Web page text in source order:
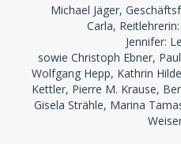
Michael Jäger,
Carla,
Jennifer:
sowie Christoph Ebner,
Wolfgang Hepp, Kathrin
Kettler, Pierre M. Krause,
Gisela Strähle, Marina